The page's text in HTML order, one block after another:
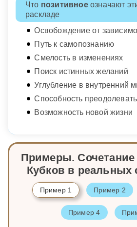
Что позитивноеозначают
раскладе
Освобождение от
Путь к самопознанию
Смелость в изменениях
Поиск истинных желаний
Углубление в внутренний
Способность
Возможность новой жизни
Примеры.
Кубков в реальных
Пример 1 Пример 2
Пример 4